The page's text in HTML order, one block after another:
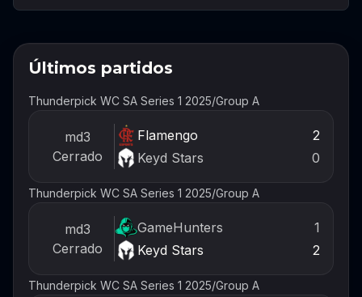
Últimos partidos
Thunderpick WC SA Series 1 2025/Group A
md3
Cerrado
Flamengo
2
Keyd Stars
0
Thunderpick WC SA Series 1 2025/Group A
md3
Cerrado
GameHunters
1
Keyd Stars
2
Thunderpick WC SA Series 1 2025/Group A